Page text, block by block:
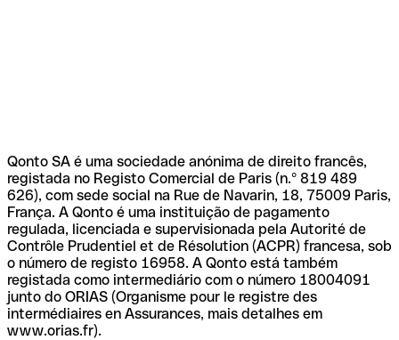
Qonto SA é uma sociedade anónima de direito francês,
registada no Registo Comercial de Paris (n.º 819 489
626), com sede social na Rue de Navarin, 18, 75009 Paris,
França. A Qonto é uma instituição de pagamento
regulada, licenciada e supervisionada pela Autorité de
Contrôle Prudentiel et de Résolution (ACPR) francesa, sob
o número de registo 16958. A Qonto está também
registada como intermediário com o número 18004091
junto do ORIAS (Organisme pour le registre des
intermédiaires en Assurances, mais detalhes em
www.orias.fr).